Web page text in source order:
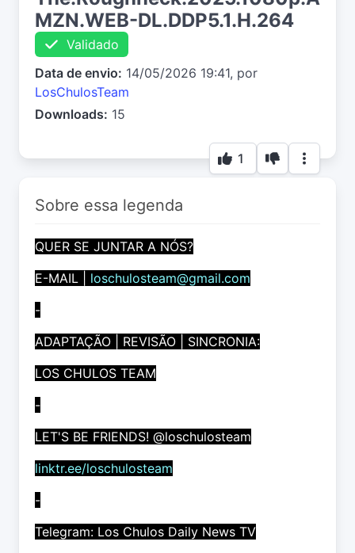
MZN.WEB-DL.DDP5.1.H.264
Validado
Data de envio: 14/05/2026 19:41, por
LosChulosTeam
Downloads: 15
1
Sobre essa legenda
QUER SE JUNTAR A NÓS?
E-MAIL | loschulosteam@gmail.com
-
ADAPTAÇÃO | REVISÃO | SINCRONIA:
LOS CHULOS TEAM
-
LET'S BE FRIENDS! @loschulosteam
linktr.ee/loschulosteam
-
Telegram: Los Chulos Daily News TV